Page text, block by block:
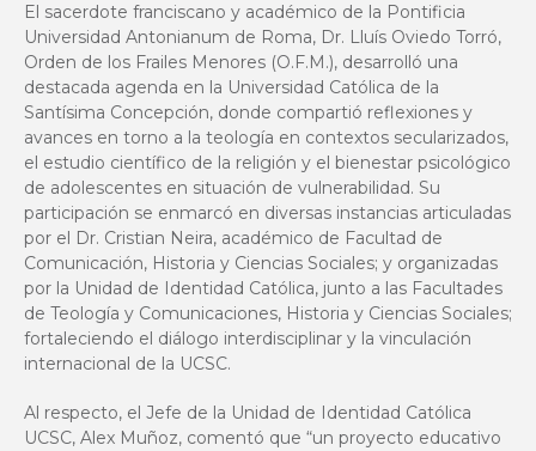
El sacerdote franciscano y académico de la Pontificia
Universidad Antonianum de Roma, Dr. Lluís Oviedo Torró,
Orden de los Frailes Menores (O.F.M.), desarrolló una
destacada agenda en la Universidad Católica de la
Santísima Concepción, donde compartió reflexiones y
avances en torno a la teología en contextos secularizados,
el estudio científico de la religión y el bienestar psicológico
de adolescentes en situación de vulnerabilidad. Su
participación se enmarcó en diversas instancias articuladas
por el Dr. Cristian Neira, académico de Facultad de
Comunicación, Historia y Ciencias Sociales; y organizadas
por la Unidad de Identidad Católica, junto a las Facultades
de Teología y Comunicaciones, Historia y Ciencias Sociales;
fortaleciendo el diálogo interdisciplinar y la vinculación
internacional de la UCSC.
Al respecto, el Jefe de la Unidad de Identidad Católica
UCSC, Alex Muñoz, comentó que “un proyecto educativo